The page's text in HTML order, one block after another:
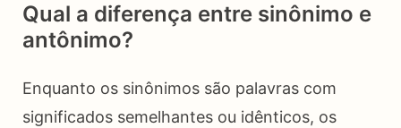
Qual a diferença entre sinônimo e
antônimo?
Enquanto os sinônimos são palavras com
significados semelhantes ou idênticos, os